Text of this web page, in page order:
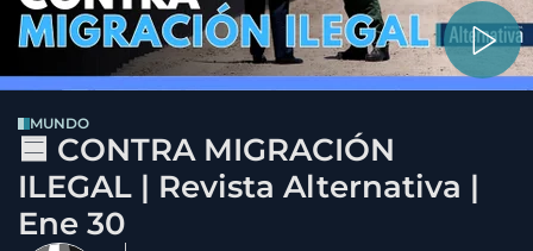
MUNDO
🟦 CONTRA MIGRACIÓN
ILEGAL | Revista Alternativa |
Ene 30